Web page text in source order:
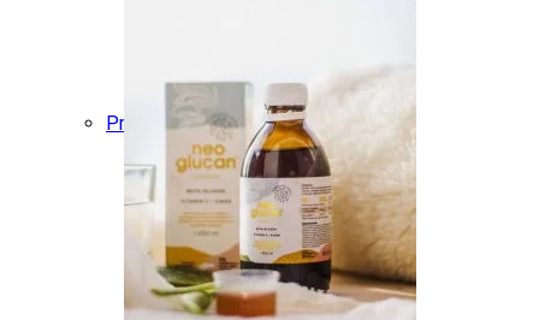
Školstvo
Ekonomika obchod a doprava
Prešovský kraj
Výlet
Turistika
Cyklistika
Hrady
Podujatia
Výstava
Galéria